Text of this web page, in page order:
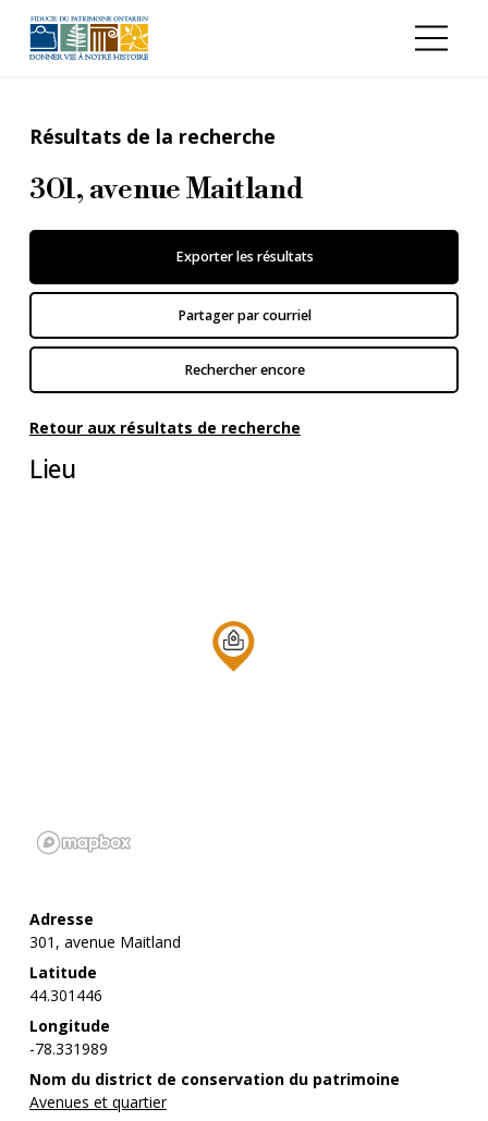
Résultats de la recherche
301, avenue Maitland
Exporter les résultats
Partager par courriel
Rechercher encore
Retour aux résultats de recherche
Lieu
Adresse
301, avenue Maitland
Latitude
44.301446
Longitude
-78.331989
Nom du district de conservation du patrimoine
Avenues et quartier